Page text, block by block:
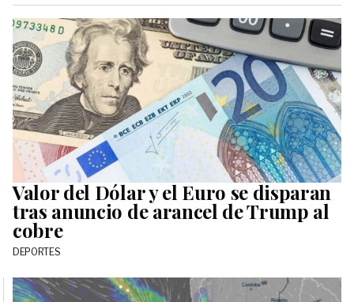
Valor del Dólar y el Euro se disparan
tras anuncio de arancel de Trump al
cobre
DEPORTES